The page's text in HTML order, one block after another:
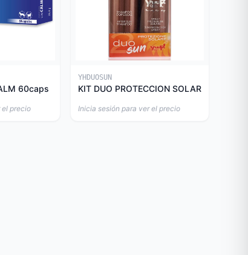
60caps
el precio
YHDUOSUN
KIT DUO PROTECCION SOLAR
Inicia sesión para ver el precio